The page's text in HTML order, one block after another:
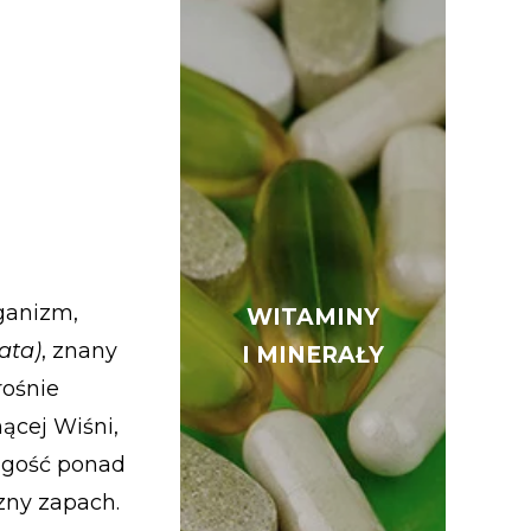
, znany
Wiśni,
ponad
zapach.
WITAMINY
I MINERAŁY
WITAMINY
I MINERAŁY